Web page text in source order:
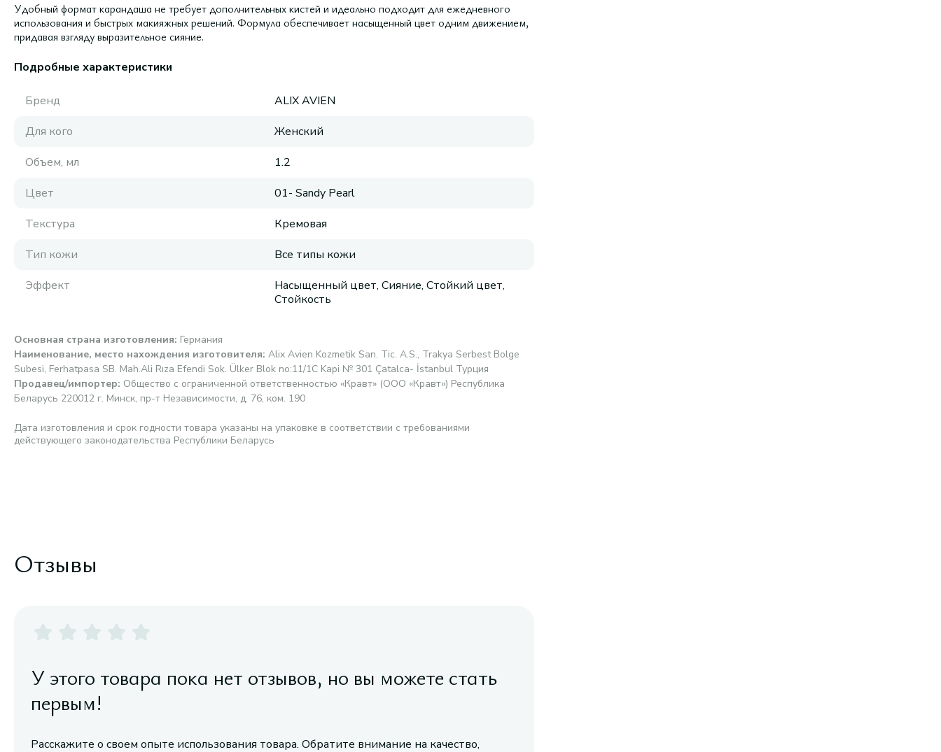
Удобный формат карандаша не требует дополнительных кистей и идеально подходит для ежедневного
использования и быстрых макияжных решений. Формула обеспечивает насыщенный цвет одним движением,
придавая взгляду выразительное сияние.
Подробные характеристики
Бренд
ALIX AVIEN
Для кого
Женский
Объем, мл
1.2
Цвет
01- Sandy Pearl
Текстура
Кремовая
Тип кожи
Все типы кожи
Эффект
Насыщенный цвет, Сияние, Стойкий цвет,
Стойкость
Основная страна изготовления: Германия
Наименование, место нахождения изготовителя: Alix Avien Kozmetik San. Tic. A.S., Trakya Serbest Bolge
Subesi, Ferhatpasa SB. Mah.Ali Rıza Efendi Sok. Ülker Blok no:11/1C Kapi № 301 Çatalca- İstanbul Турция
Продавец/импортер: Общество с ограниченной ответственностью «Кравт» (ООО «Кравт») Республика
Беларусь 220012 г. Минск, пр-т Независимости, д. 76, ком. 190
Дата изготовления и срок годности товара указаны на упаковке в соответствии с требованиями
действующего законодательства Республики Беларусь
Отзывы
У этого товара пока нет отзывов, но вы можете стать
первым!
Расскажите о своем опыте использования товара. Обратите внимание на качество,